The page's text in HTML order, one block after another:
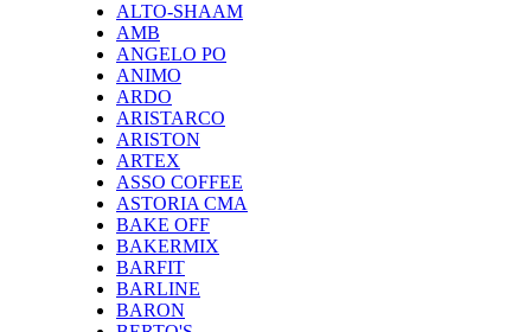
ALTO-SHAAM
AMB
ANGELO PO
ANIMO
ARDO
ARISTARCO
ARISTON
ARTEX
ASSO COFFEE
ASTORIA CMA
BAKE OFF
BAKERMIX
BARFIT
BARLINE
BARON